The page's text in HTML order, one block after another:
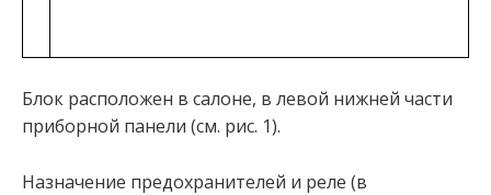
Блок расположен в салоне, в левой нижней части
приборной панели (см. рис. 1).
Назначение предохранителей и реле (в